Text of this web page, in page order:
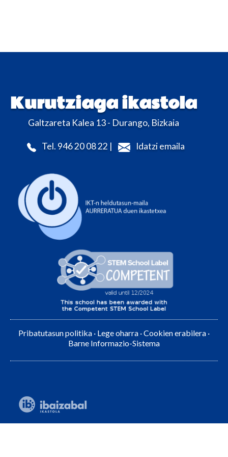
Kurutziaga ikastola
Galtzareta Kalea 13 - Durango, Bizkaia
Tel. 946 20 08 22 | Idatzi emaila
Pribatutasun politika · Lege oharra ·Cookien erabilera ·
Barne Informazio-Sistema